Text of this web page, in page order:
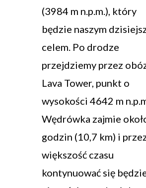
(3984 m n.p.m.), który
będzie naszym
celem. Po drodze
przejdziemy przez
Lava Tower, punkt o
wysokości 4642 m
Wędrówka zajmie
godzin (10,7 km) i
większość czasu
kontynuować się